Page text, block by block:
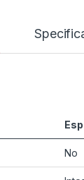
No